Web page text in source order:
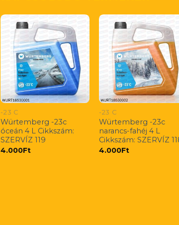
-23 C
Würtemberg -23c
óceán 4 L Cikkszám:
SZERVÍZ 119
4.000Ft
-23 C
Würtemberg -23c
narancs-fahéj 4 L
Cikkszám: SZERVÍZ
4.000Ft